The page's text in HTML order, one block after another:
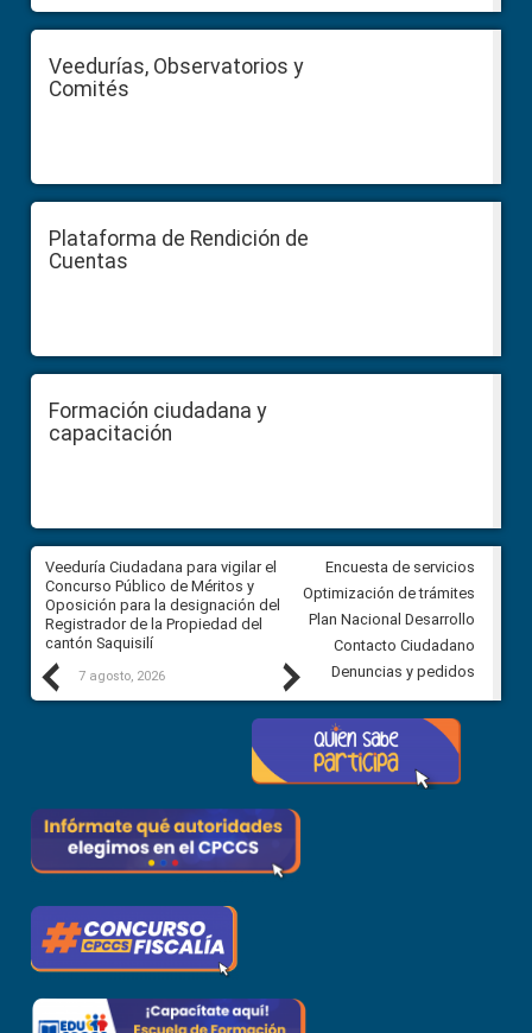
Veedurías, Observatorios y
Comités
Plataforma de Rendición de
Cuentas
Formación ciudadana y
capacitación
Previous
Veeduría Ciudadana para vigilar el
Concurso Público de Méritos y
Oposición para la designación del
Registrador de la Propiedad del
cantón Saquisilí
7 agosto, 2026
Veeduría Ciudadana para
construcción del asfaltado de
Ballenita del cantón Santa
7 agosto, 2026
Next
Encuesta de servicios
Optimización de trámites
Plan Nacional Desarrollo
Contacto Ciudadano
Denuncias y pedidos